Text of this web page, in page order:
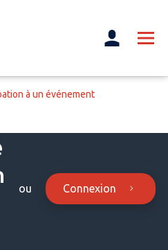
à un événement
ou Connexion